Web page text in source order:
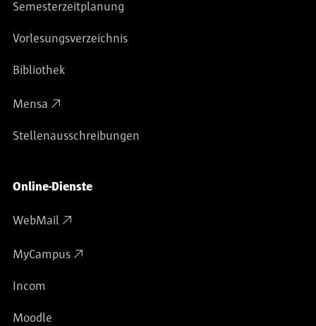
Semesterzeitplanung
Vorlesungsverzeichnis
Bibliothek
Mensa
Stellenausschreibungen
Online-Dienste
WebMail
MyCampus
Incom
Moodle